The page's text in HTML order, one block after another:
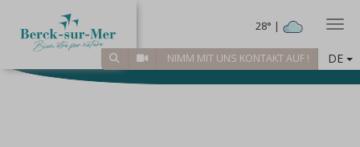
28° |
NIMM MIT UNS KONTAKT AUF ! DE